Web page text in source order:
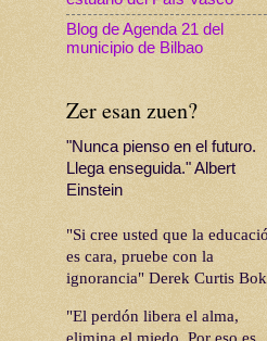
Blog de Agenda 21 del
municipio de Bilbao
Zer esan zuen?
"Nunca pienso en el futuro.
Llega enseguida." Albert
Einstein
"Si cree usted que la
es cara, pruebe con la
ignorancia" Derek Curtis Bok
"El perdón libera el alma,